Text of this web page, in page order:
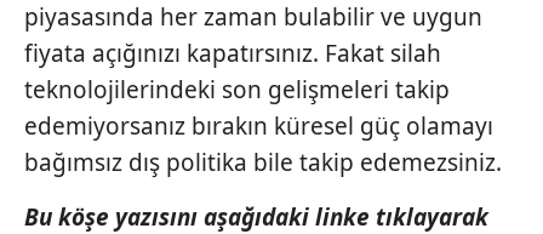
piyasasında her zaman bulabilir ve uygun
fiyata açığınızı kapatırsınız. Fakat silah
teknolojilerindeki son gelişmeleri takip
edemiyorsanız bırakın küresel güç olamayı
bağımsız dış politika bile takip edemezsiniz.
Bu köşe yazısını aşağıdaki linke tıklayarak